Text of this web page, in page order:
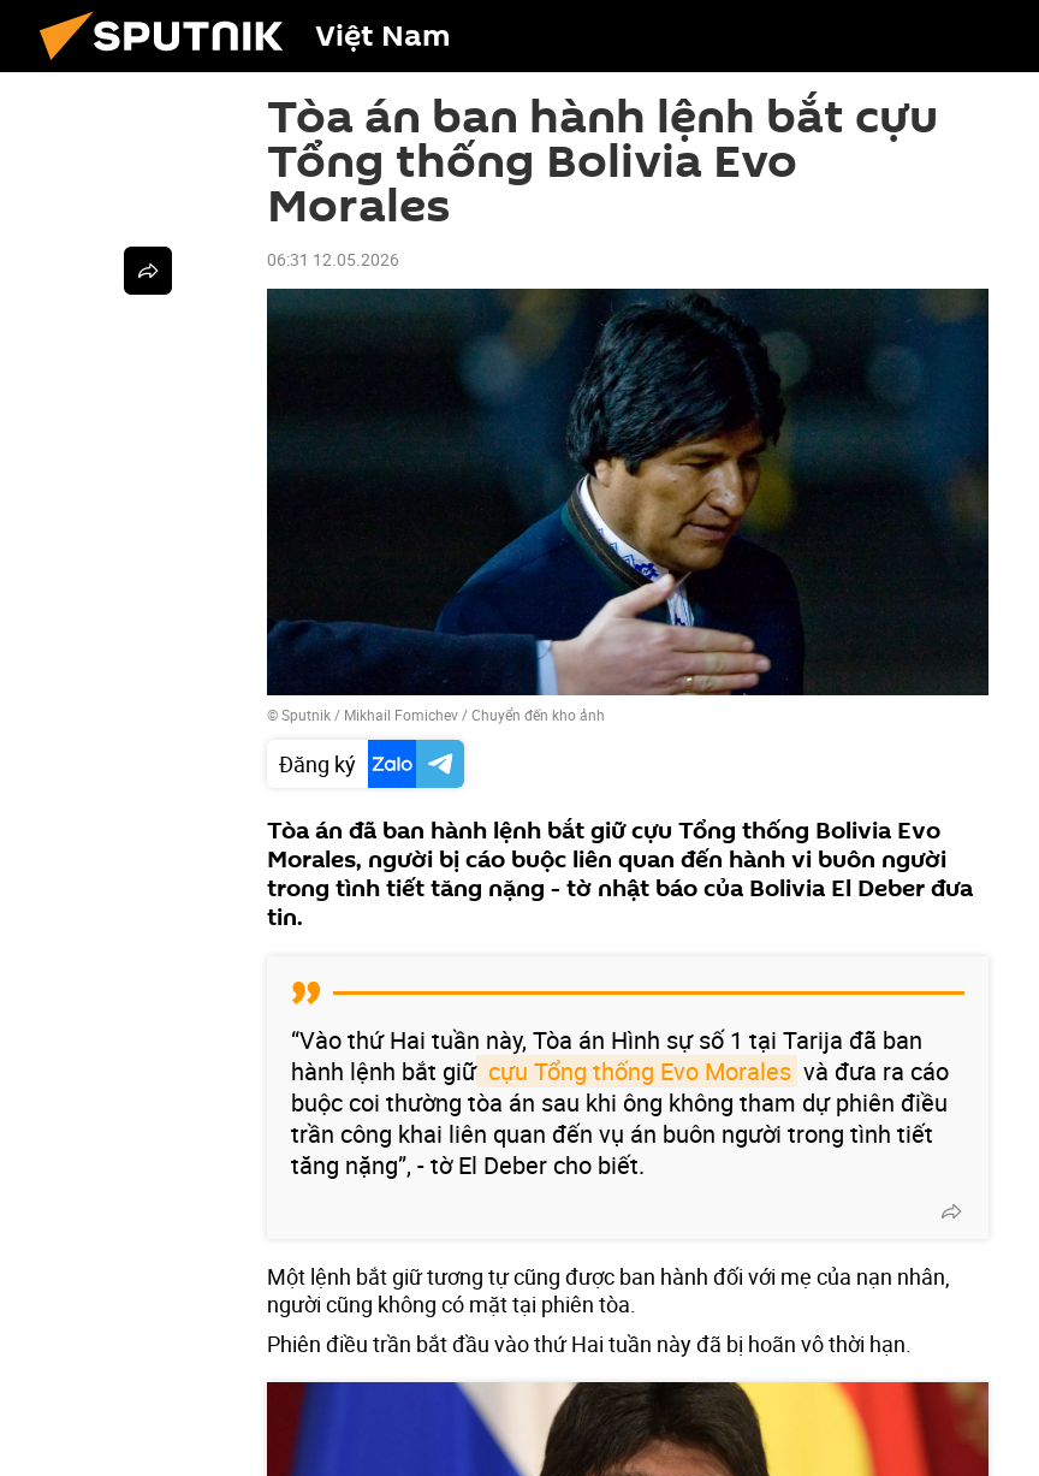
Việt Nam
Tòa án ban hành lệnh bắt cựu
Tổng thống Bolivia Evo
Morales
06:31 12.05.2026
© Sputnik / Mikhail Fomichev/Chuyển đến kho ảnh
Đăng ký
Tòa án đã ban hành lệnh bắt giữ cựu Tổng thống Bolivia Evo
Morales, người bị cáo buộc liên quan đến hành vi buôn người
trong tình tiết tăng nặng - tờ nhật báo của Bolivia El Deber đưa
tin.
“Vào thứ Hai tuần này, Tòa án Hình sự số 1 tại Tarija đã ban
hành lệnh bắt giữ cựu Tổng thống Evo Morales và đưa ra cáo
buộc coi thường tòa án sau khi ông không tham dự phiên điều
trần công khai liên quan đến vụ án buôn người trong tình tiết
tăng nặng”, - tờ El Deber cho biết.
Một lệnh bắt giữ tương tự cũng được ban hành đối với mẹ của nạn nhân,
người cũng không có mặt tại phiên tòa.
Phiên điều trần bắt đầu vào thứ Hai tuần này đã bị hoãn vô thời hạn.